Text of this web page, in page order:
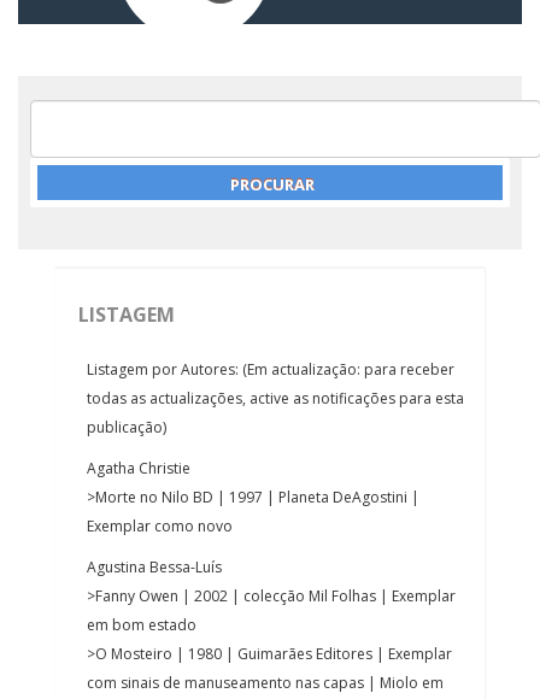
LISTAGEM
Listagem por Autores: (Em actualização: para receber
todas as actualizações, active as notificações para esta
publicação)
Agatha Christie
>Morte no Nilo BD | 1997 | Planeta DeAgostini |
Exemplar como novo
Agustina Bessa-Luís
>Fanny Owen | 2002 | colecção Mil Folhas | Exemplar
em bom estado
>O Mosteiro | 1980 | Guimarães Editores | Exemplar
com sinais de manuseamento nas capas | Miolo em